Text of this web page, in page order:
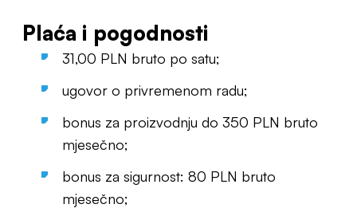
Plaća i pogodnosti
31,00 PLN bruto po satu;
ugovor o privremenom radu;
bonus za proizvodnju do 350 PLN bruto
mjesečno;
bonus za sigurnost: 80 PLN bruto
mjesečno;